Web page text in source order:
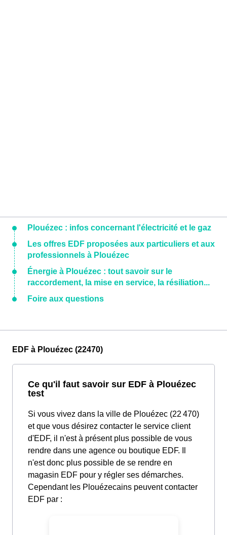
Plouézec : infos concernant l'électricité et le gaz
Les offres EDF proposées aux particuliers et aux
professionnels à Plouézec
Énergie à Plouézec : tout savoir sur le
raccordement, la mise en service, la résiliation...
Foire aux questions
EDF à Plouézec (22470)
Ce qu'il faut savoir sur EDF à Plouézec
test
Si vous vivez dans la ville de Plouézec (22 470)
et que vous désirez contacter le service client
d'EDF, il n'est à présent plus possible de vous
rendre dans une agence ou boutique EDF. Il
n'est donc plus possible de se rendre en
magasin EDF pour y régler ses démarches.
Cependant les Plouézecains peuvent contacter
EDF par :